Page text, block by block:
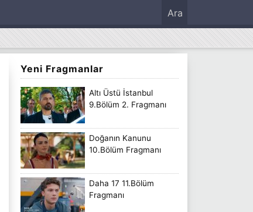
Ara
Yeni Fragmanlar
Altı Üstü İstanbul
9.Bölüm 2. Fragmanı
Doğanın Kanunu
10.Bölüm Fragmanı
Daha 17 11.Bölüm
Fragmanı